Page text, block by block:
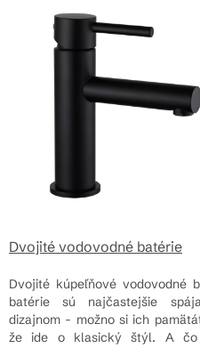
Dvojité vodovodné batérie
Dvojité kúpeľňové vodovodné
batérie sú najčastejšie
dizajnom - možno si ich
že ide o klasický štýl. A